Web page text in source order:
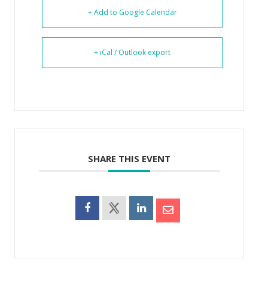
+ Add to Google Calendar
+ iCal / Outlook export
SHARE THIS EVENT